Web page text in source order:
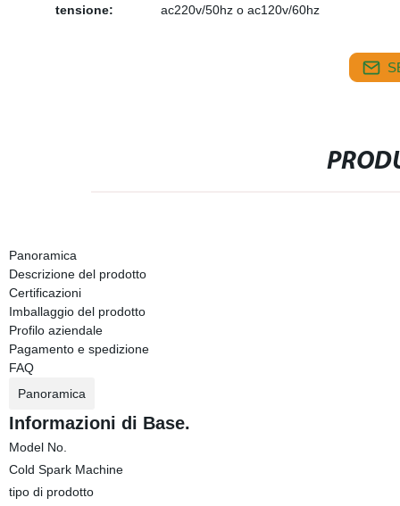
tensione:
ac220v/50hz o ac120v/60hz
Panoramica
Descrizione del prodotto
Certificazioni
Imballaggio del prodotto
Profilo aziendale
Pagamento e spedizione
FAQ
Panoramica
Informazioni di Base.
Model No.
Cold Spark Machine
tipo di prodotto